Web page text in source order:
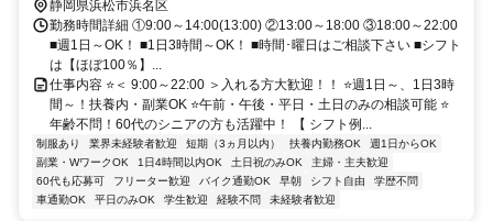
静岡県浜松市浜名区
勤務時間詳細 ①9:00～14:00(13:00) ②13:00～18:00 ③18:00～22:00
■週1日～OK！ ■1日3時間～OK！ ■時間･曜日はご相談下さい ■シフト
は【ほぼ100％】...
仕事内容 ⭐＜ 9:00～22:00 ＞入れる方大歓迎！！ ⭐週1日～、1日3時
間～！扶養内・副業OK ⭐午前・午後・平日・土日のみの相談可能 ⭐
年齢不問！60代のシニアの方も活躍中！ 【 シフト例...
制服あり 業界未経験者歓迎 短期（3ヵ月以内） 扶養内勤務OK
週1日からOK
副業・WワークOK
1日4時間以内OK 土日祝のみOK
主婦・主夫歓迎
60代も応募可
フリーター歓迎 バイク通勤OK 早朝 シフト自由
学歴不問
車通勤OK
平日のみOK 学生歓迎 経験不問 未経験者歓迎